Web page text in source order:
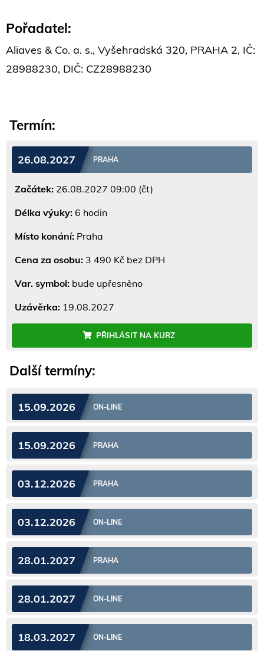
Pořadatel:
Aliaves & Co. a. s., Vyšehradská 320, PRAHA 2, IČ:
28988230, DIČ: CZ28988230
Termín:
26.08.2027 PRAHA
Začátek: 26.08.2027 09:00 (čt)
Délka výuky: 6 hodin
Místo konání: Praha
Cena za osobu: 3 490 Kč bez DPH
Var. symbol: bude upřesněno
Uzávěrka: 19.08.2027
PŘIHLÁSIT NA KURZ
Další termíny:
15.09.2026 ON-LINE
15.09.2026 PRAHA
03.12.2026 PRAHA
03.12.2026 ON-LINE
28.01.2027 PRAHA
28.01.2027 ON-LINE
18.03.2027 ON-LINE